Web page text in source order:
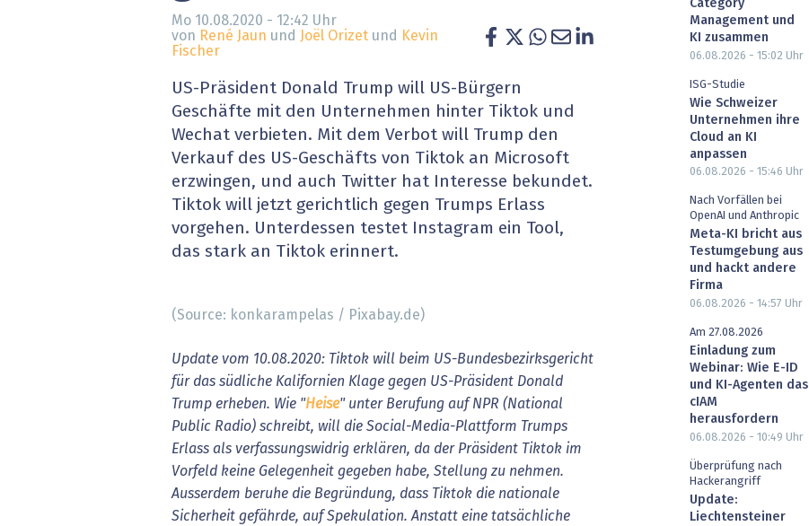
» alle News
EU-DSGVO
XaaS, Managed Services & Co.
Digital Banking
» alle Dossiers
Artificial Intelligence
Finance 2030
Fintech & Insurtech
Professional AV & Digital Signage
» alle Specials
Mo 10.08.2020 - 12:42 Uhr
von René Jaun und Joël Orizet und
Kevin
Fischer
US-Präsident Donald Trump will US-Bürgern
Geschäfte mit den Unternehmen hinter Tiktok und
Wechat verbieten. Mit dem Verbot will Trump den
Verkauf des US-Geschäfts von Tiktok an Microsoft
erzwingen, und auch Twitter hat Interesse bekundet.
Tiktok will jetzt gerichtlich gegen Trumps Erlass
vorgehen. Unterdessen testet Instagram ein Tool,
das stark an Tiktok erinnert.
(Source: konkarampelas / Pixabay.de)
Update vom 10.08.2020: Tiktok will beim US-Bundesbezirksgericht
für das südliche Kalifornien Klage gegen US-Präsident Donald
Trump erheben. Wie "Heise" unter Berufung auf NPR (National
Public Radio) schreibt, will die Social-Media-Plattform Trumps
Erlass als verfassungswidrig erklären, da der Präsident Tiktok im
Vorfeld keine Gelegenheit gegeben habe, Stellung zu nehmen.
Ausserdem beruhe die Begründung, dass Tiktok die nationale
Sicherheit gefährde, auf Spekulation. Anstatt eine tatsächliche
Category
Management und
KI zusammen
06.08.2026 - 15:02 Uhr
ISG-Studie
Wie Schweizer
Unternehmen ihre
Cloud an KI
anpassen
06.08.2026 - 15:46 Uhr
Nach Vorfällen bei
OpenAI und Anthropic
Meta-KI bricht aus
Testumgebung aus
und hackt andere
Firma
06.08.2026 - 14:57 Uhr
Am 27.08.2026
Einladung zum
Webinar: Wie E-ID
und KI-Agenten das
cIAM
herausfordern
06.08.2026 - 10:49 Uhr
Überprüfung nach
Hackerangriff
Update:
Liechtensteiner